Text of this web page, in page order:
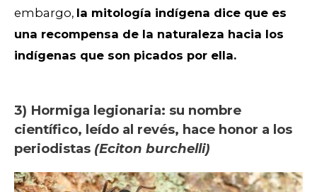
embargo, la mitología indígena dice que es
una recompensa de la naturaleza hacia los
indígenas que son picados por ella.
3) Hormiga legionaria: su nombre
científico, leído al revés, hace honor a los
periodistas (Eciton burchelli)